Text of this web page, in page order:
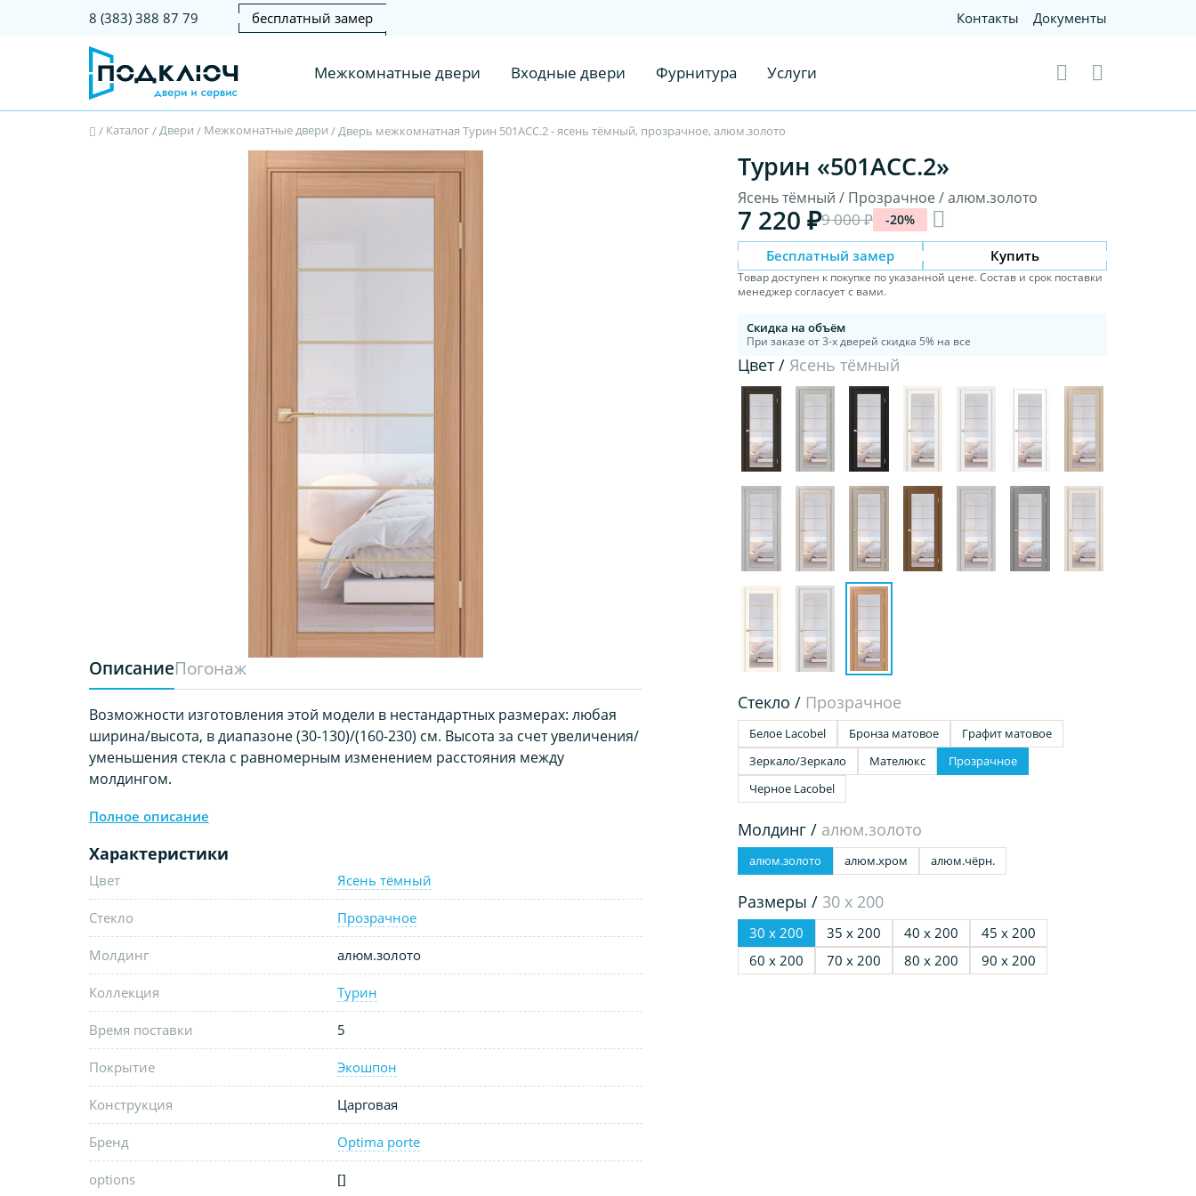
8 (383) 388 87 79 бесплатный замер Контакты Документы
Межкомнатные двери Входные двери Фурнитура Услуги
/ Каталог/Двери / Межкомнатные двери /Дверь межкомнатная Турин 501АСС.2 - ясень тёмный, прозрачное, алюм.золото
ОписаниеПогонаж
Возможности изготовления этой модели в нестандартных размерах: любая
ширина/высота, в диапазоне (30-130)/(160-230) см. Высота за счет увеличения/
уменьшения стекла с равномерным изменением расстояния между
молдингом.
Полное описание
Характеристики
Цвет Ясень тёмный
Стекло Прозрачное
Молдинг алюм.золото
Коллекция Турин
Время поставки 5
Покрытие Экошпон
Конструкция Царговая
Бренд Optima porte
options []
Турин «501АСС.2»
Ясень тёмный / Прозрачное / алюм.золото
7 220 ₽9 000 ₽ -20%
Бесплатный замер Купить
Товар доступен к покупке по указанной цене. Состав и срок поставки
менеджер согласует с вами.
Скидка на объём
При заказе от 3-х дверей скидка 5% на все
Цвет / Ясень тёмный
Стекло / Прозрачное
Белое Lacobel Бронза матовое
Графит матовое
Зеркало/Зеркало
Мателюкс
Прозрачное
Черное Lacobel
Молдинг / алюм.золото
алюм.золото алюм.хром алюм.чёрн.
Размеры / 30 х 200
30 х 200 35 х 200 40 х 200
45 х 200
60 х 200
70 х 200 80 х 200 90 х 200